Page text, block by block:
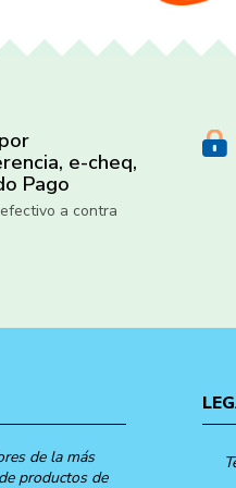
e-cheq,
Pago
a contra
de la más
productos de